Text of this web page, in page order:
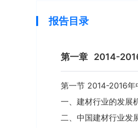
报告目录
第一章 2014-
第一节 2014-2016年
一、建材行业的发展
二、中国建材行业发